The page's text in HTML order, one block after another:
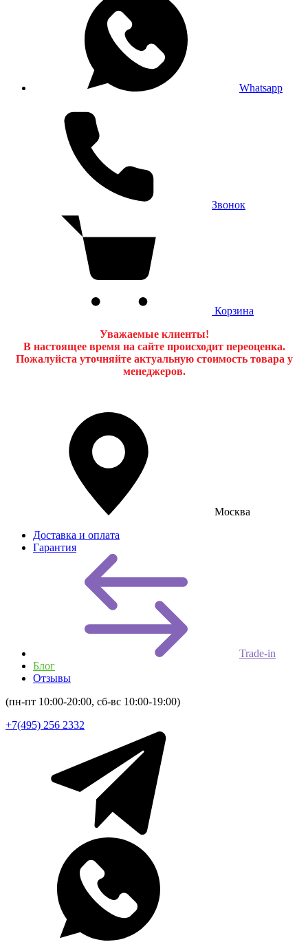
Whatsapp
Звонок
Корзина
Уважаемые клиенты!
В настоящее время на сайте происходит переоценка.
Пожалуйста уточняйте актуальную стоимость товара у
менеджеров.
Москва
Доставка и оплата
Гарантия
Trade-in
Блог
Отзывы
(пн-пт 10:00-20:00, сб-вс 10:00-19:00)
+7(495) 256 2332